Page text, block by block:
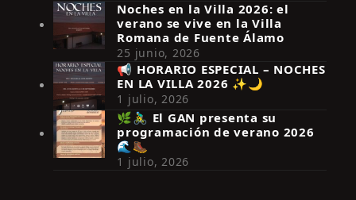
Síguenos en Instagram
Noches en la Villa 2026: el
verano se vive en la Villa
Romana de Fuente Álamo
25 junio, 2026
📢 HORARIO ESPECIAL – NOCHES
EN LA VILLA 2026 ✨🌙
1 julio, 2026
🌿🚴‍♂️ El GAN presenta su
programación de verano 2026
🌊🥾
1 julio, 2026